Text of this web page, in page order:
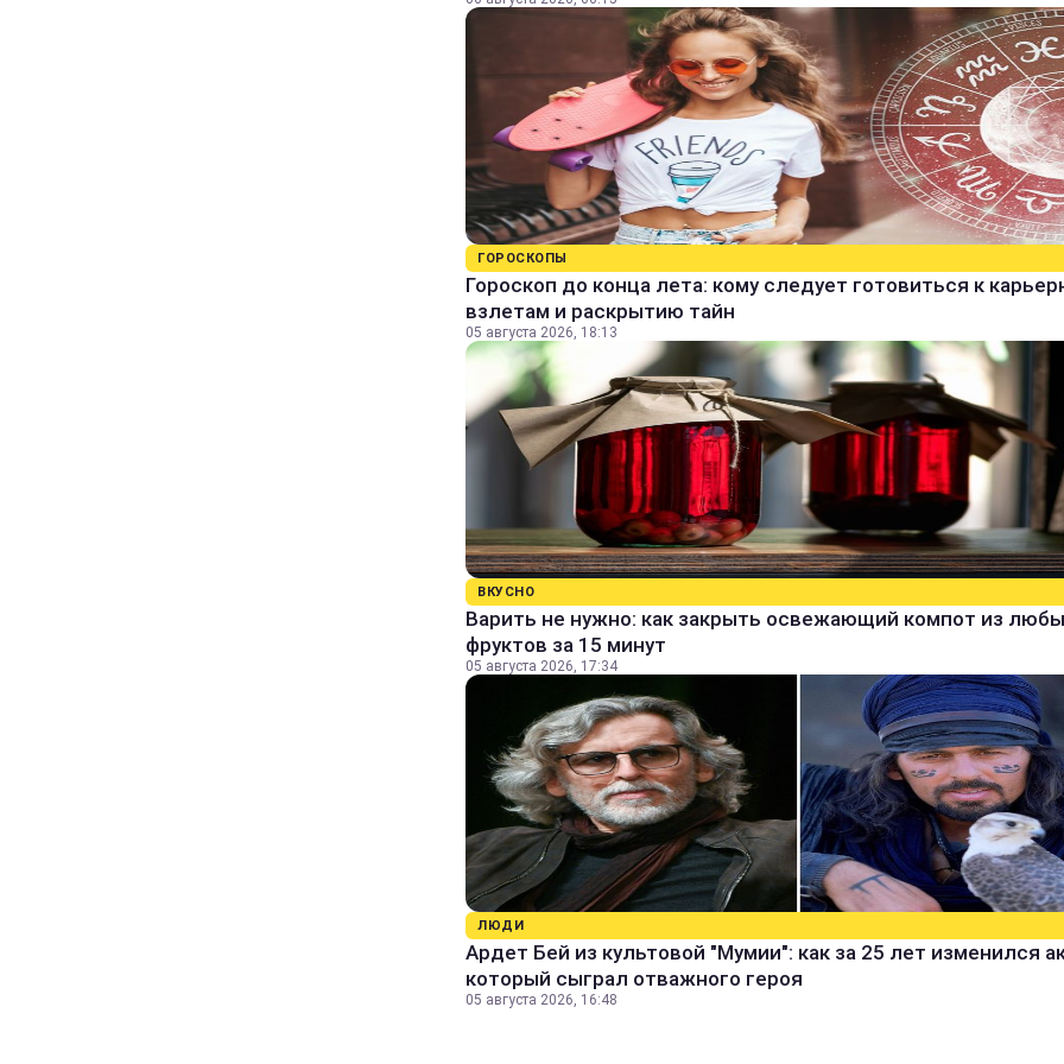
ГОРОСКОПЫ
Гороскоп до конца лета: кому следует готовиться к
взлетам и раскрытию тайн
05 августа 2026, 18:13
ВКУСНО
Варить не нужно: как закрыть освежающий компот из
фруктов за 15 минут
05 августа 2026, 17:34
ЛЮДИ
Ардет Бей из культовой "Мумии": как за 25 лет изменился
который сыграл отважного героя
05 августа 2026, 16:48